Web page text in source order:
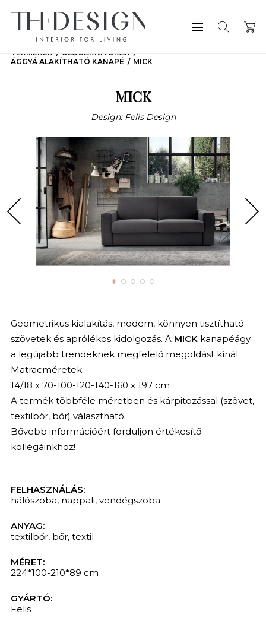
TERMÉKEK
ÜLŐGARNITÚRÁK
ÁGGYÁ ALAKÍTHATÓ KANAPÉ
MICK
MICK
Design: Felis Design
Geometrikus kialakítás, modern, könnyen tisztítható
szövetek és aprólékos kidolgozás. A MICKkanapéágy
a legújabb trendeknek megfelelő megoldást kínál.
Matracméretek:
14/18 x 70-100-120-140-160 x 197 cm
A termék többféle méretben és kárpitozással (szövet,
textilbőr, bőr) választható.
Bővebb információért forduljon értékesítő
kollégáinkhoz!
FELHASZNÁLÁS:
hálószoba, nappali, vendégszoba
ANYAG:
textilbőr, bőr, textil
MÉRET:
224*100-210*89 cm
GYÁRTÓ:
Felis